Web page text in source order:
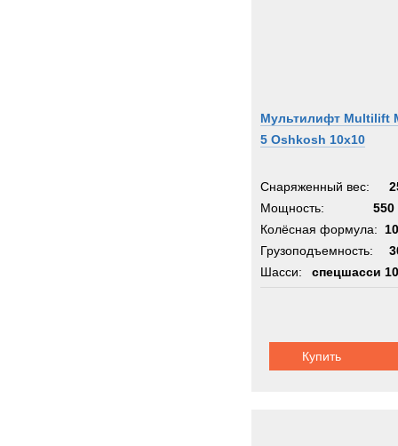
Мультилифт Multilift
5 Oshkosh 10x10
Снаряженный вес:
Мощность:
550
Колёсная формула:
Грузоподъемность:
Шасси:
спецшасси
Купить